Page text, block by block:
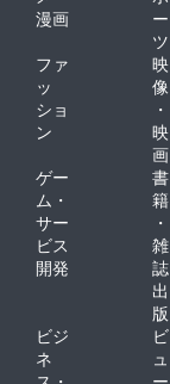
漫画
ー
ツ
ファ
ッ
ショ
ン
映
像
・
映
画
ゲー
ム・
サー
ビス
開発
書
籍
・
雑
誌
出
版
ビジ
ネ
ビ
ュ